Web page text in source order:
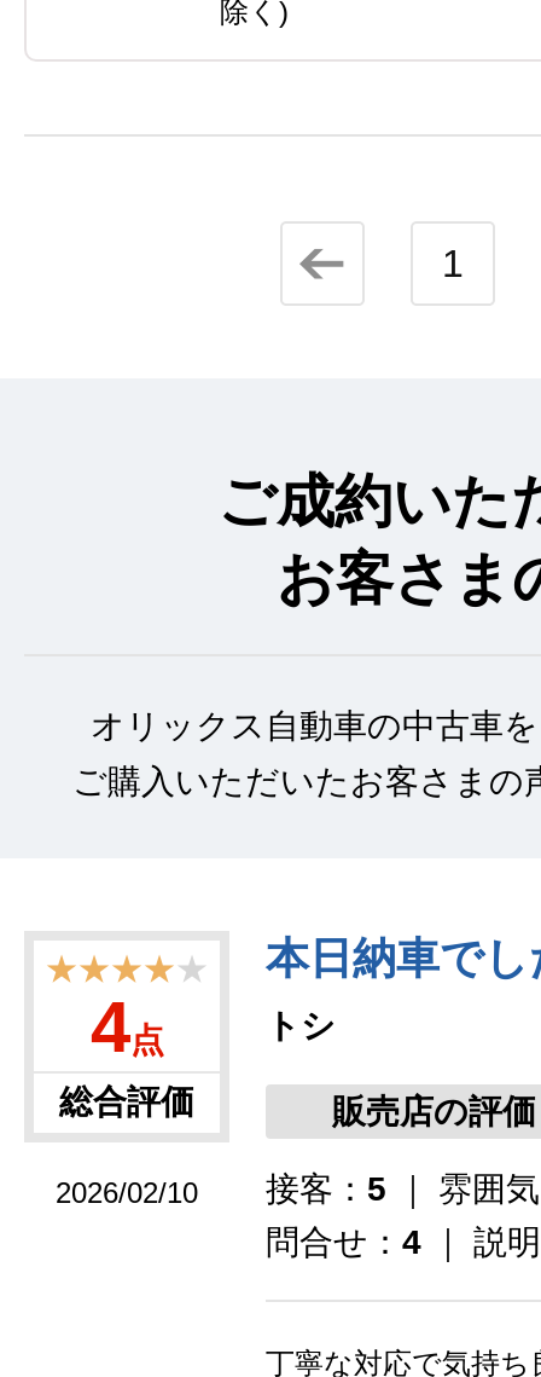
除く)
1
ご成約いた
お客さま
オリックス自動車の中古車
ご購入いただいたお客さまの
★★★★★
4点
総合評価
2026/02/10
本日納車でし
トシ
販売店の評価
接客： 5 ｜ 雰囲
問合せ： 4 ｜ 説
丁寧な対応で気持